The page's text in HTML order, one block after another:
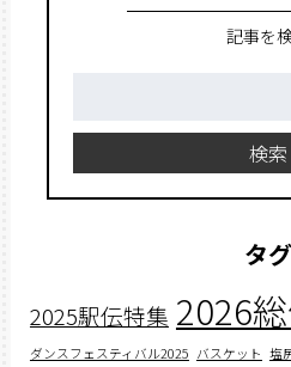
記事を
検索
タグ
2025駅伝特集 2026
ダンスフェスティバル2025 バスケット 塩